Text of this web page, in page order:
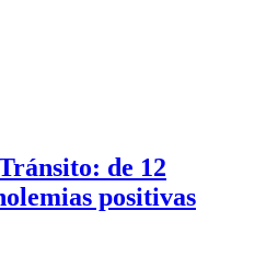
de 12
positivas